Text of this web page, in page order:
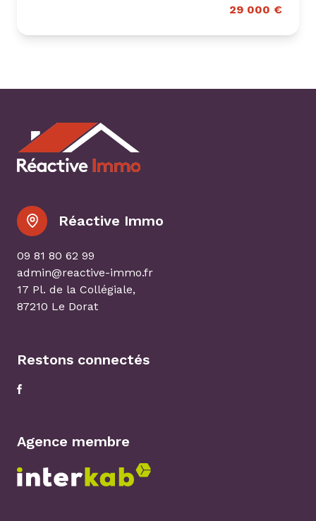
29 000 €
Réactive Immo
09 81 80 62 99
admin@reactive-immo.fr
17 Pl. de la Collégiale,
87210 Le Dorat
Restons connectés
Agence membre